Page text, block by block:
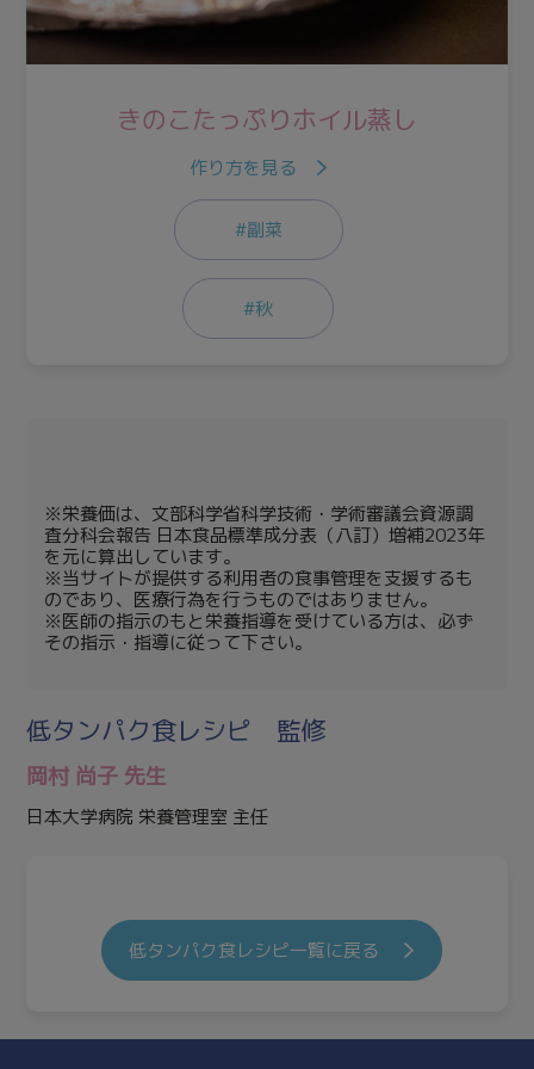
きのこたっぷりホイル蒸し
作り方を見る
#副菜
#秋
※栄養価は、文部科学省科学技術・学術審議会資源調
査分科会報告 日本食品標準成分表（八訂）増補2023年
を元に算出しています。
※当サイトが提供する利用者の食事管理を支援するも
のであり、医療行為を行うものではありません。
※医師の指示のもと栄養指導を受けている方は、必ず
その指示・指導に従って下さい。
低タンパク食レシピ 監修
岡村 尚子 先生
日本大学病院 栄養管理室 主任
低タンパク食レシピ一覧に戻る